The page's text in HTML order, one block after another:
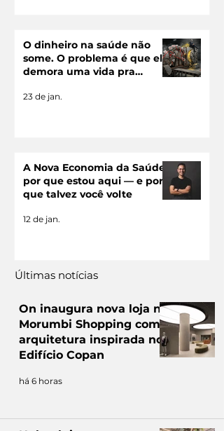
O dinheiro na saúde não
some. O problema é que ele
demora uma vida pra
23 de jan.
A Nova Economia da Saúde:
por que estou aqui — e por
que talvez você volte
12 de jan.
Últimas notícias
On inaugura nova loja no
Morumbi Shopping com
arquitetura inspirada no
Edifício Copan
há 6 horas